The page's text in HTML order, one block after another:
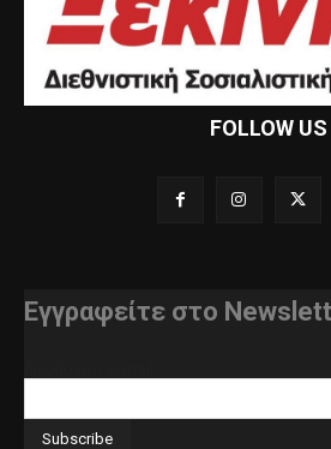
FOLLOW US
Εγγραφείτε στο